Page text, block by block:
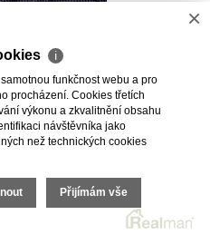
491 625
×
ℹ
funkčnost webu a pro
procházení. Cookies třetích
výkonu a zkvalitnění obsahu
návštěvníka jako
než technických cookies
Přijímám vše